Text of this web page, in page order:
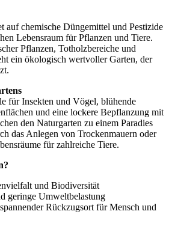
auf chemische Düngemittel und Pestizide
Lebensraum für Pflanzen und Tiere.
Pflanzen, Totholzbereiche und
ein ökologisch wertvoller Garten, der
für Insekten und Vögel, blühende
und eine lockere Bepflanzung mit
den Naturgarten zu einem Paradies
das Anlegen von Trockenmauern oder
für zahlreiche Tiere.
und Biodiversität
geringe Umweltbelastung
Rückzugsort für Mensch und